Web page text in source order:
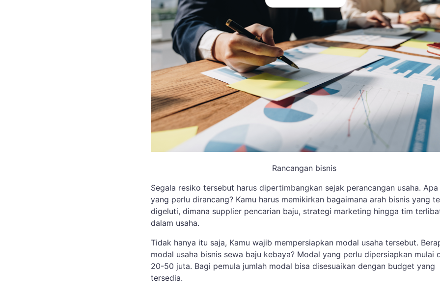
Rancangan bisnis
Segala resiko tersebut harus dipertimbangkan sejak perancangan usaha. Apa
yang perlu dirancang? Kamu harus memikirkan bagaimana arah bisnis yang
digeluti, dimana supplier pencarian baju, strategi marketing hingga tim
dalam usaha.
Tidak hanya itu saja, Kamu wajib mempersiapkan modal usaha tersebut.
modal usaha bisnis sewa baju kebaya? Modal yang perlu dipersiapkan mulai
20-50 juta. Bagi pemula jumlah modal bisa disesuaikan dengan budget yang
tersedia.